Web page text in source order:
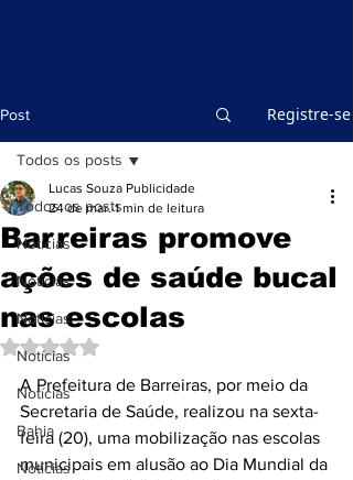
Post Registre-se
Todos os posts
Notícias
Notícias
Notícias
Notícias
Notícias
Bahia
Notícias
Todos os posts
Barreiras promove
ações de saúde bucal
nas escolas
Lucas Souza Publicidade
24 de mar. 1 min de leitura
Avaliado com NaN de 5 estrelas.
A Prefeitura de Barreiras, por meio da
Secretaria de Saúde, realizou na sexta-
feira (20), uma mobilização nas escolas
municipais em alusão ao Dia Mundial da